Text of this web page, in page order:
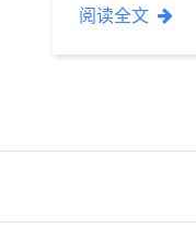
阅读全文